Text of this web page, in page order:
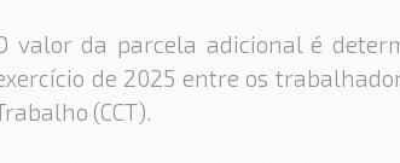
valor da parcela adicional é
de 2025 entre os
(CCT).